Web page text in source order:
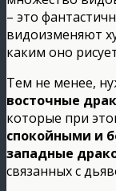
– это
видоизменяют
каким оно
Тем не менее,
восточные
которые при
спокойными и
западные
связанных с